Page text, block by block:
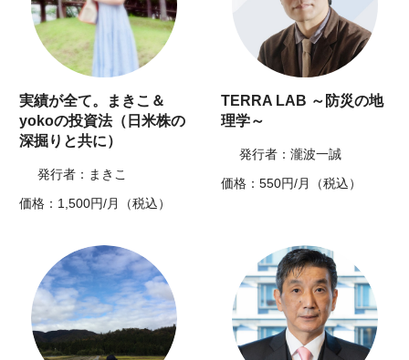
実績が全て。まきこ＆
yokoの投資法（日米株の
深掘りと共に）
発行者：まきこ
価格：1,500円/月（税込）
TERRA LAB ～防災の地
理学～
発行者：瀧波一誠
価格：550円/月（税込）